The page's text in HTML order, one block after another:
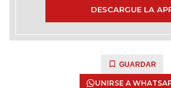
DESCARGUE LA
GUARDAR
UNIRSE A